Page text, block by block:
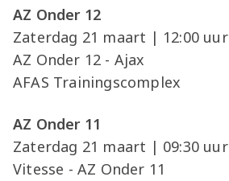
AZ Onder 12
Zaterdag 21 maart | 12:00 uur
AZ Onder 12 - Ajax
AFAS Trainingscomplex
AZ Onder 11
Zaterdag 21 maart | 09:30 uur
Vitesse - AZ Onder 11